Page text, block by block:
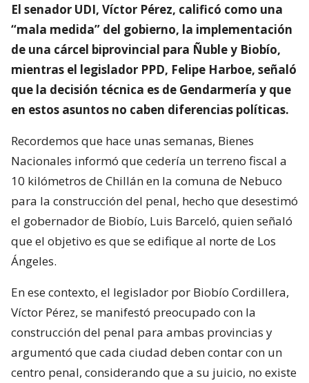
El senador UDI, Víctor Pérez, calificó como una
“mala medida” del gobierno, la implementación
de una cárcel biprovincial para Ñuble y Biobío,
mientras el legislador PPD, Felipe Harboe, señaló
que la decisión técnica es de Gendarmería y que
en estos asuntos no caben diferencias políticas.
Recordemos que hace unas semanas, Bienes
Nacionales informó que cedería un terreno fiscal a
10 kilómetros de Chillán en la comuna de Nebuco
para la construcción del penal, hecho que desestimó
el gobernador de Biobío, Luis Barceló, quien señaló
que el objetivo es que se edifique al norte de Los
Ángeles.
En ese contexto, el legislador por Biobío Cordillera,
Víctor Pérez, se manifestó preocupado con la
construcción del penal para ambas provincias y
argumentó que cada ciudad deben contar con un
centro penal, considerando que a su juicio, no existe